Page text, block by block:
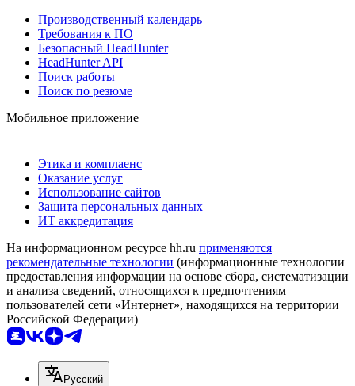
Производственный календарь
Требования к ПО
Безопасный HeadHunter
HeadHunter API
Поиск работы
Поиск по резюме
Мобильное приложение
Этика и комплаенс
Оказание услуг
Использование сайтов
Защита персональных данных
ИТ аккредитация
На информационном ресурсе hh.ru применяются
рекомендательные технологии (информационные технологии
предоставления информации на основе сбора, систематизации
и анализа сведений, относящихся к предпочтениям
пользователей сети «Интернет», находящихся на территории
Российской Федерации)
Русский